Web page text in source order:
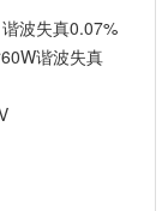
波失真0.07%
失真